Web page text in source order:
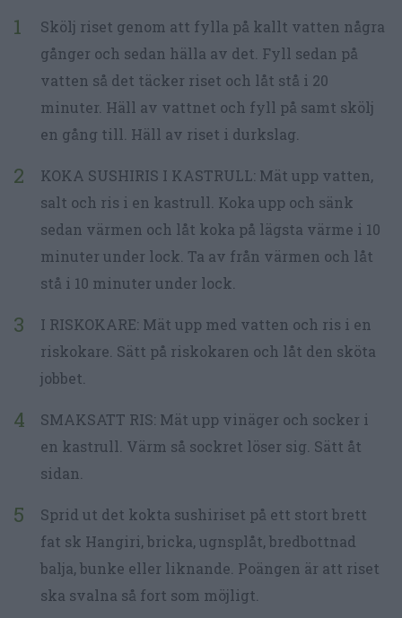
Skölj riset genom att fylla på kallt vatten några
gånger och sedan hälla av det. Fyll sedan på
vatten så det täcker riset och låt stå i 20
minuter. Häll av vattnet och fyll på samt skölj
en gång till. Häll av riset i durkslag.
KOKA SUSHIRIS I KASTRULL: Mät upp vatten,
salt och ris i en kastrull. Koka upp och sänk
sedan värmen och låt koka på lägsta värme i 10
minuter under lock. Ta av från värmen och låt
stå i 10 minuter under lock.
I RISKOKARE: Mät upp med vatten och ris i en
riskokare. Sätt på riskokaren och låt den sköta
jobbet.
SMAKSATT RIS: Mät upp vinäger och socker i
en kastrull. Värm så sockret löser sig. Sätt åt
sidan.
Sprid ut det kokta sushiriset på ett stort brett
fat sk Hangiri, bricka, ugnsplåt, bredbottnad
balja, bunke eller liknande. Poängen är att riset
ska svalna så fort som möjligt.